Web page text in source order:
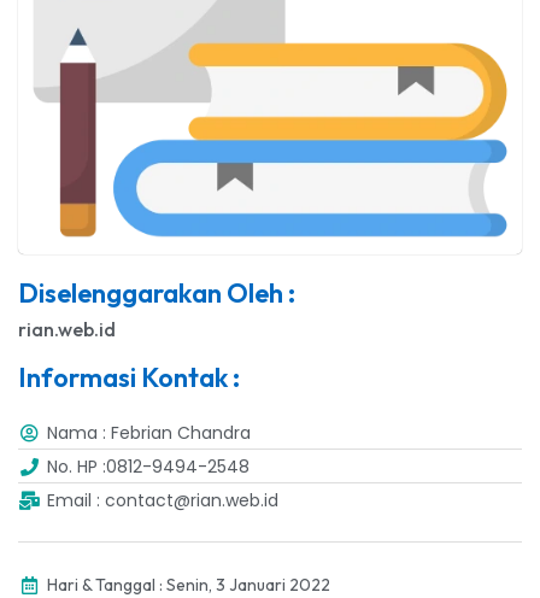
Diselenggarakan Oleh :
rian.web.id
Informasi Kontak :
Nama : Febrian Chandra
No. HP :0812-9494-2548
Email : contact@rian.web.id
Hari & Tanggal : Senin, 3 Januari 2022